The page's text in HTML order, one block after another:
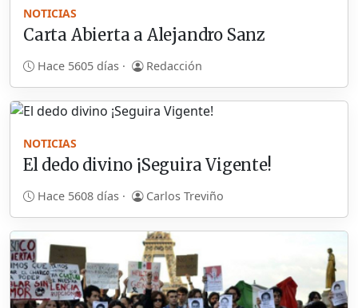
NOTICIAS
Carta Abierta a Alejandro Sanz
Hace 5605 días · Redacción
NOTICIAS
El dedo divino ¡Seguira Vigente!
Hace 5608 días · Carlos Treviño